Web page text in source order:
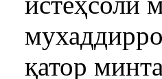
қатор